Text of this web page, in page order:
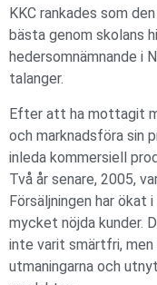
KKC rankades som
bästa genom skolans
hedersomnämnande i
talanger.
Efter att ha mottagit
och marknadsföra sin
inleda kommersiell
Två år senare, 2005,
Försäljningen har ökat
mycket nöjda kunder.
inte varit smärtfri, men
utmaningarna och